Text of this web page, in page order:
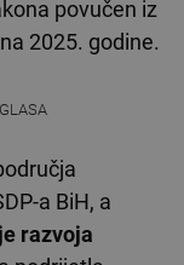
povučen iz
2025. godine.
a BiH, a
razvoja